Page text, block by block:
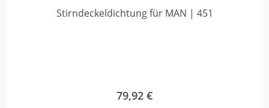
Stirndeckeldichtung für MAN | 451
79,92 €